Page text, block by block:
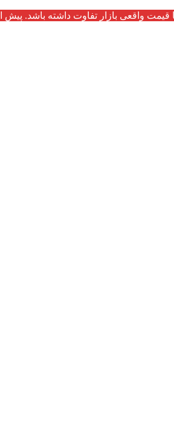
واقعی بازار تفاوت داشته باشد. پیش